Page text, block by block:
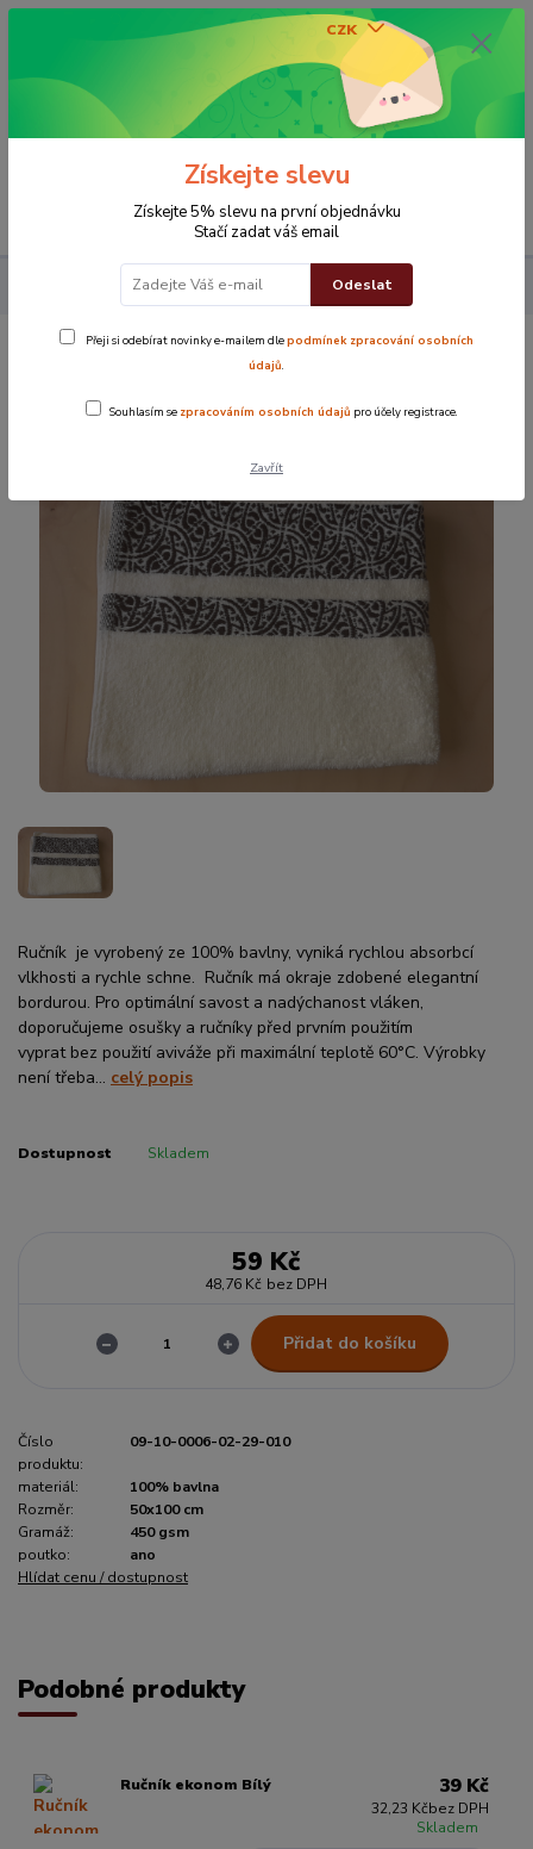
CZK
0 Kč
Ručníky Ručník Orient krémový
Ručník Orient krémový
Ručník je vyrobený ze 100% bavlny, vyniká rychlou absorbcí
vlkhosti a rychle schne. Ručník má okraje zdobené elegantní
bordurou. Pro optimální savost a nadýchanost vláken,
doporučujeme osušky a ručníky před prvním použitím
vyprat bez použití aviváže při maximální teplotě 60°C. Výrobky
není třeba... celý popis
Dostupnost Skladem
59 Kč
48,76 Kč bez DPH
Přidat do košíku
Číslo
produktu:
09-10-0006-02-29-010
materiál:
100% bavlna
Rozměr:
50x100 cm
Gramáž:
450 gsm
poutko:
ano
Hlídat cenu / dostupnost
Podobné produkty
Ručník ekonom Bílý 39 Kč
32,23 Kčbez DPH
Skladem
Získejte slevu
Získejte 5% slevu na první objednávku
Stačí zadat váš email
Odeslat
Přeji si odebírat novinky e-mailem dlepodmínek zpracování osobních
údajů.
Souhlasím se zpracováním osobních údajů pro účely registrace.
Zavřít